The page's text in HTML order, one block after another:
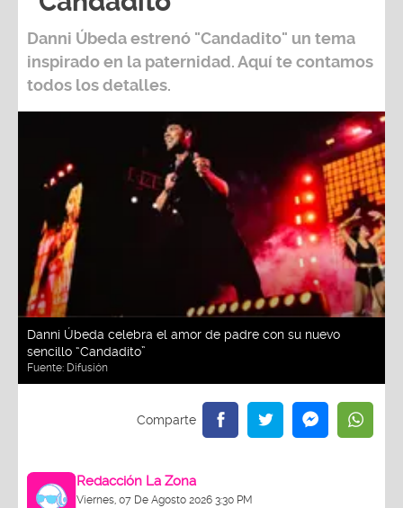
inspirado en la paternidad. Aquí te contamos
todos los detalles.
Danni Úbeda celebra el amor de padre con su nuevo
sencillo “Candadito”
Fuente:Difusión
Viernes, 07 De Agosto 2026 3:30 PM
Actualizado el 07 de agosto del 2026 3:30 PM